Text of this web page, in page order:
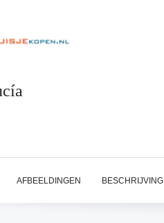
AFBEELDINGEN BESCHRIJVING